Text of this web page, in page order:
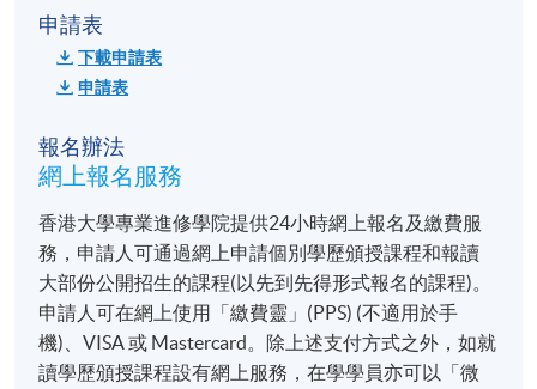
5 講
每講3小時
金鐘教學中心
統一教學中心
港大保良何鴻燊社區書院
九龍西分校
或其他港島區分校
申請表
下載申請表
申請表
報名辦法
網上報名服務
香港大學專業進修學院提供24小時網上報名及繳費服
務，申請人可通過網上申請個別學歷頒授課程和報讀
大部份公開招生的課程(以先到先得形式報名的課程)。
申請人可在網上使用「繳費靈」(PPS) (不適用於手
機)、VISA 或 Mastercard。除上述支付方式之外，如就
讀學歷頒授課程設有網上服務，在學學員亦可以「微